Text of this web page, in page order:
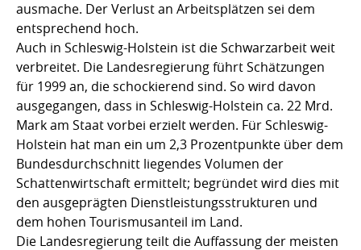
ausmache. Der Verlust an Arbeitsplätzen sei dem
entsprechend hoch.
Auch in Schleswig-Holstein ist die Schwarzarbeit weit
verbreitet. Die Landesregierung führt Schätzungen
für 1999 an, die schockierend sind. So wird davon
ausgegangen, dass in Schleswig-Holstein ca. 22 Mrd.
Mark am Staat vorbei erzielt werden. Für Schleswig-
Holstein hat man ein um 2,3 Prozentpunkte über dem
Bundesdurchschnitt liegendes Volumen der
Schattenwirtschaft ermittelt; begründet wird dies mit
den ausgeprägten Dienstleistungsstrukturen und
dem hohen Tourismusanteil im Land.
Die Landesregierung teilt die Auffassung der meisten